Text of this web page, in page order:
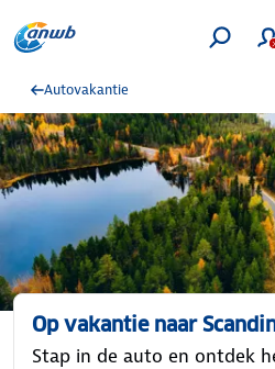
Autovakantie
Op vakantie naar
Stap in de auto en ontdek